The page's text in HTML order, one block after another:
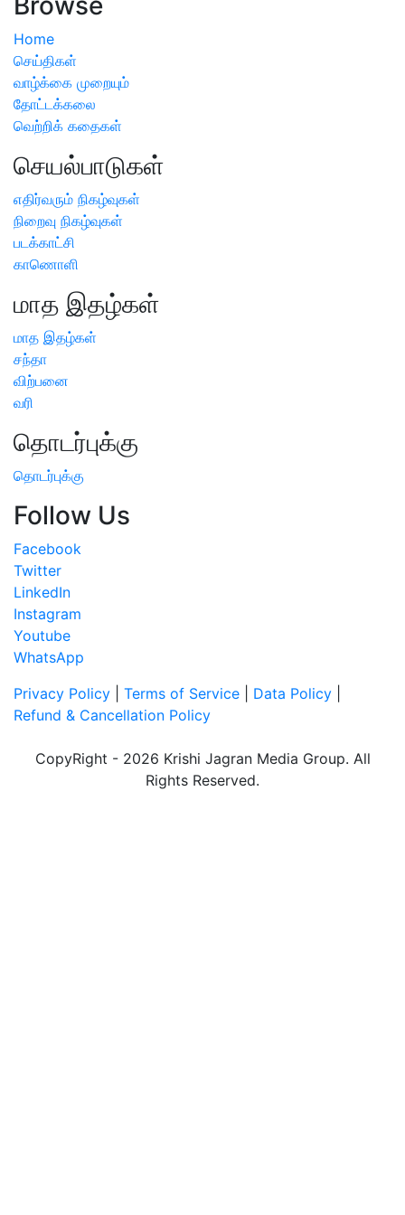
Home
செய்திகள்
வாழ்க்கை முறையும்
தோட்டக்கலை
வெற்றிக் கதைகள்
செயல்பாடுகள்
எதிர்வரும் நிகழ்வுகள்
நிறைவு நிகழ்வுகள்
படக்காட்சி
காணொளி
மாத இதழ்கள்
மாத இதழ்கள்
சந்தா
விற்பனை
வரி
தொடர்புக்கு
தொடர்புக்கு
Follow Us
Facebook
Twitter
LinkedIn
Instagram
Youtube
WhatsApp
Privacy Policy
Terms of Service Data Policy
Refund & Cancellation Policy
CopyRight - 2026 Krishi Jagran Media Group. All
Rights Reserved.